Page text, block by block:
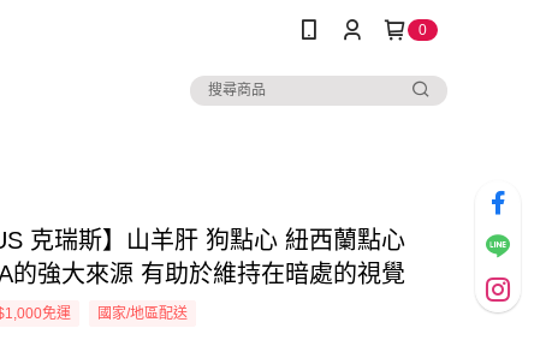
0
克瑞斯】山羊肝 狗點心 紐西蘭點心
的強大來源 有助於維持在暗處的視覺
免運 國家/地區配送